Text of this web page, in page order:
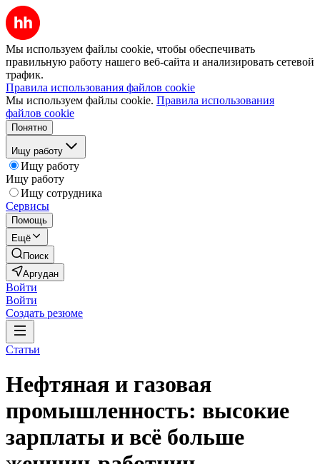
Мы используем файлы cookie, чтобы обеспечивать
правильную работу нашего веб-сайта и анализировать сетевой
трафик.
Правила использования файлов cookie
Мы используем файлы cookie. Правила использования
файлов cookie
Понятно
Ищу работу
Ищу работу
Ищу работу
Ищу сотрудника
Сервисы
Помощь
Ещё
Поиск
Аргудан
Войти
Войти
Создать резюме
Статьи
Нефтяная и газовая
промышленность: высокие
зарплаты и всё больше